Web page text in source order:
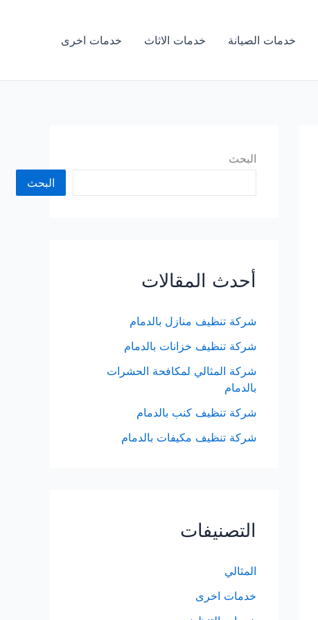
خدمات الصيانة خدمات الاثاث خدمات اخرى
البحث
البحث
أحدث المقالات
شركة تنظيف منازل بالدمام
شركة تنظيف خزانات بالدمام
شركة المثالي لمكافحة الحشرات
بالدمام
شركة تنظيف كنب بالدمام
شركة تنظيف مكيفات بالدمام
التصنيفات
المثالي
خدمات اخرى